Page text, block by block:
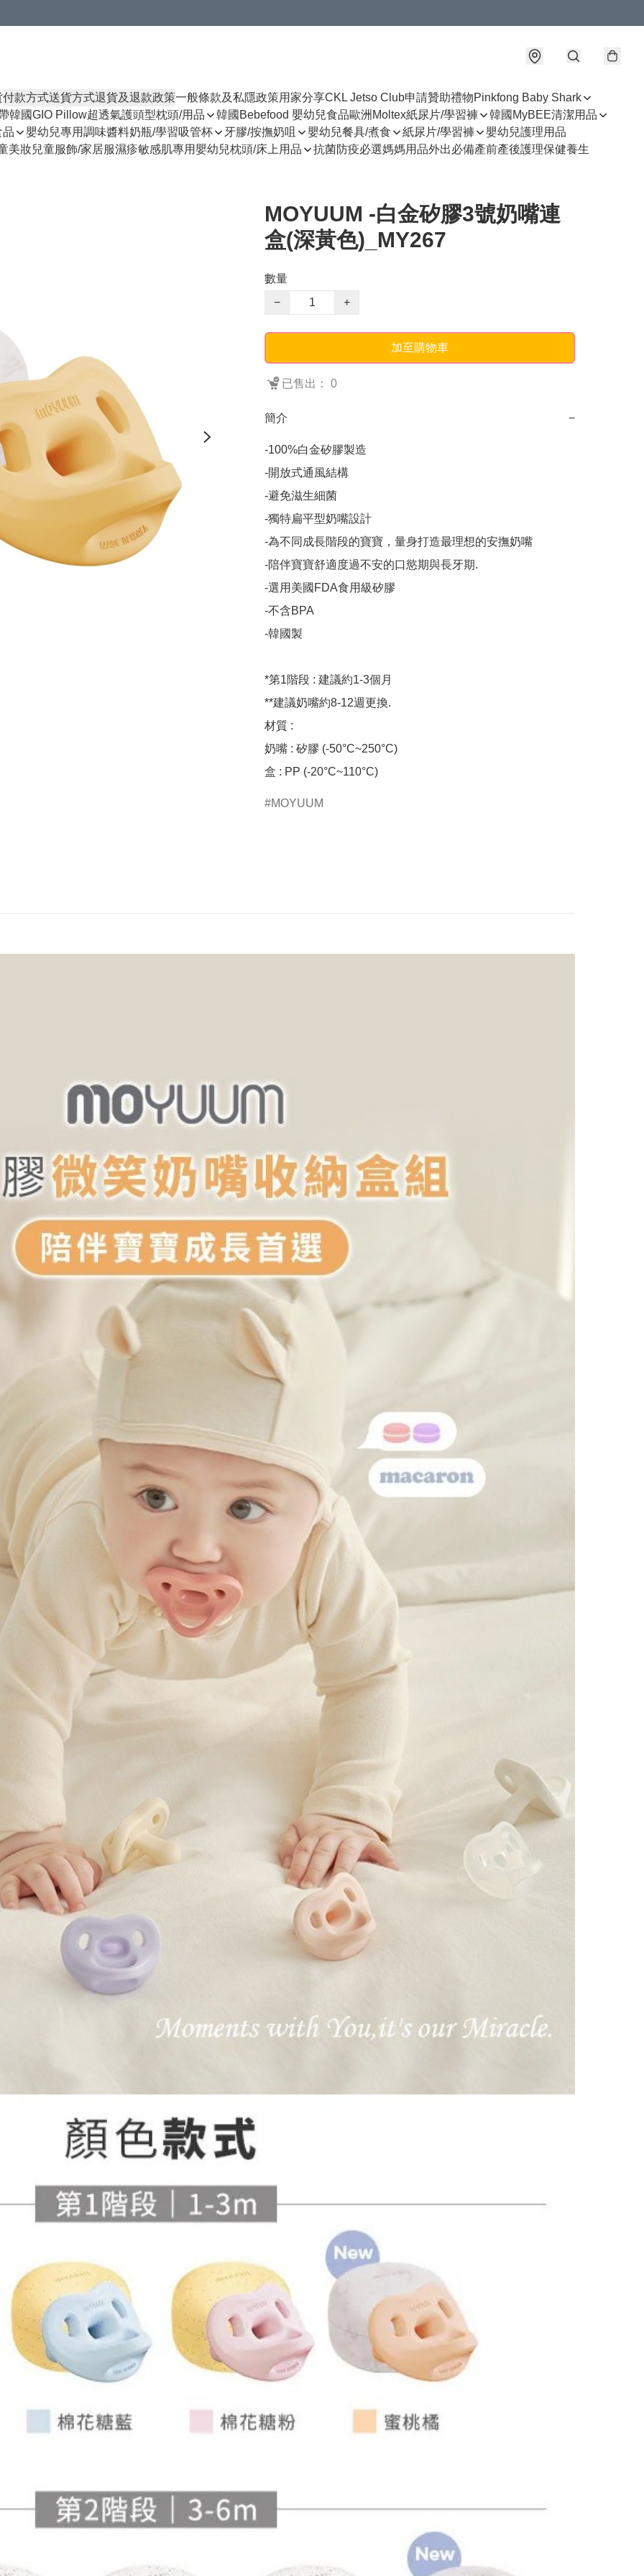
付款方式送貨方式退貨及退款政策一般條款及私隱政策用家分享CKL Jetso Club申請贊助禮物Pinkfong Baby Shark
韓國GIO Pillow超透氣護頭型枕頭/用品 韓國Bebefood 嬰幼兒食品歐洲Moltex紙尿片/學習褲
韓國MyBEE清潔用品
品
嬰幼兒專用調味醬料奶瓶/學習吸管杯 牙膠/按撫奶咀 嬰幼兒餐具/煮食 紙尿片/學習褲
嬰幼兒護理用品
美妝兒童服飾/家居服濕疹敏感肌專用嬰幼兒枕頭/床上用品 抗菌防疫必選媽媽用品外出必備產前產後護理保健養生
MOYUUM -白金矽膠3號奶嘴連
盒(深黃色)_MY267
數量
−
+
加至購物車
已售出： 0
簡介 −
-100%白金矽膠製造
-開放式通風結構
-避免滋生細菌
-獨特扁平型奶嘴設計
-為不同成長階段的寶寶，量身打造最理想的安撫奶嘴
-陪伴寶寶舒適度過不安的口慾期與長牙期.
-選用美國FDA食用級矽膠
-不含BPA
-韓國製
*第1階段 : 建議約1-3個月
**建議奶嘴約8-12週更換.
材質 :
奶嘴 : 矽膠 (-50°C~250°C)
盒 : PP (-20°C~110°C)
MOYUUM